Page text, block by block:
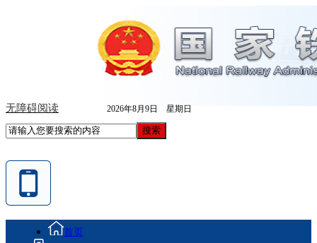
无障碍阅读 2026年8月9日 星期日
首页